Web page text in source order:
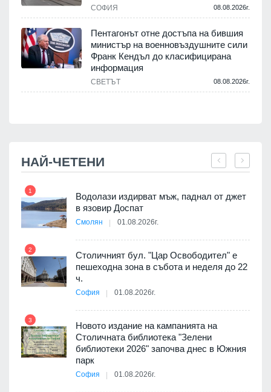
СОФИЯ 08.08.2026г.
Пентагонът отне достъпа на бившия
министър на военновъздушните сили
Франк Кендъл до класифицирана
информация
СВЕТЪТ 08.08.2026г.
НАЙ-ЧЕТЕНИ
1
Водолази издирват мъж, паднал от джет
в язовир Доспат
Смолян 01.08.2026г.
2
Столичният бул. "Цар Освободител" е
пешеходна зона в събота и неделя до 22
ч.
София 01.08.2026г.
3
Новото издание на кампанията на
Столичната библиотека "Зелени
библиотеки 2026" започва днес в Южния
парк
София 01.08.2026г.